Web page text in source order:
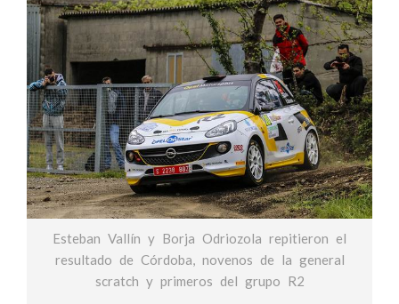
Esteban Vallín y Borja Odriozola repitieron el
resultado de Córdoba, novenos de la general
scratch y primeros del grupo R2